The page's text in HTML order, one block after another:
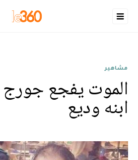
مشاهير
الموت يفجع
ابنه وديع